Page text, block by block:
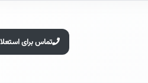
تماس برای